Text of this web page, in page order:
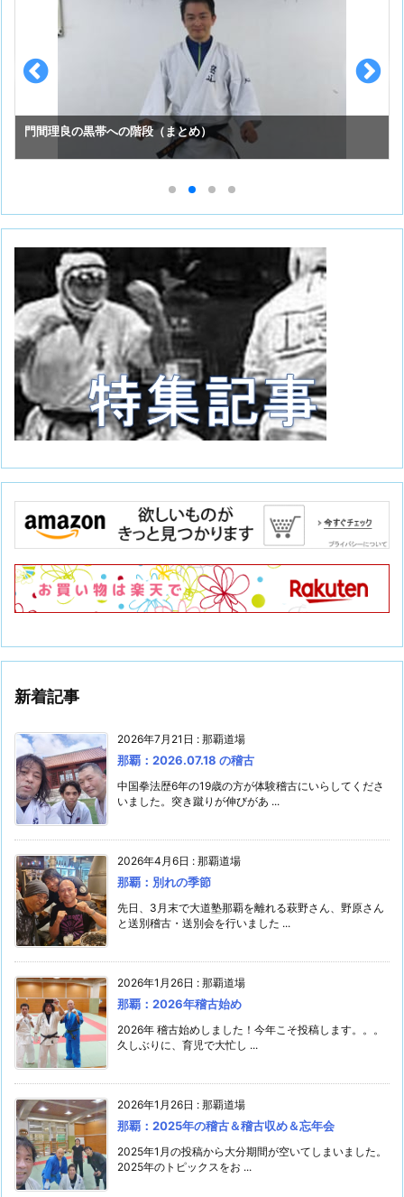
門間理良の黒帯への階段（まとめ）
新着記事
2026年7月21日 : 那覇道場
那覇：2026.07.18 の稽古
中国拳法歴6年の19歳の方が体験稽古にいらしてくださ
いました。突き蹴りが伸びがあ ...
2026年4月6日 : 那覇道場
那覇：別れの季節
先日、3月末で大道塾那覇を離れる萩野さん、野原さん
と送別稽古・送別会を行いました ...
2026年1月26日 : 那覇道場
那覇：2026年稽古始め
2026年 稽古始めしました！今年こそ投稿します。。。
久しぶりに、育児で大忙し ...
2026年1月26日 : 那覇道場
那覇：2025年の稽古＆稽古収め＆忘年会
2025年1月の投稿から大分期間が空いてしまいました。
2025年のトピックスをお ...